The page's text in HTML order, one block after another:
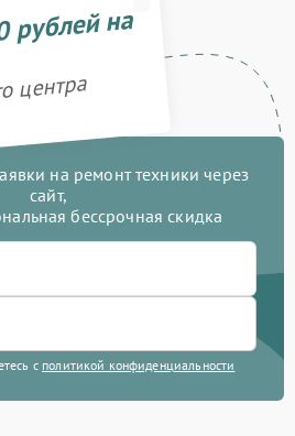
рублей на
центра
на ремонт техники через
сайт,
бессрочная скидка
с политикой конфиденциальности